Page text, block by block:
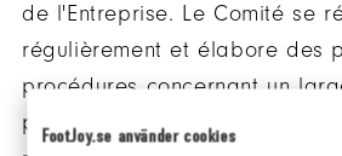
FootJoy.se använder cookies
de l'Entreprise. Le Comité se
régulièrement et élabore des
procédures concernant un
problèmes, des clauses sont